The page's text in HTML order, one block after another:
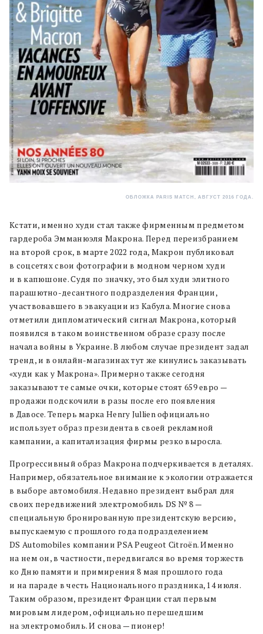
ОБЛОЖКА PARIS MATCH, АВГУСТ 2016 ГОДА.
Кстати, именно худи стал также фирменным предметом
гардероба Эмманюэля Макрона. Перед переизбранием
на второй срок, в марте 2022 года, Макрон публиковал
в соцсетях свои фотографии в модном черном худи
и в капюшоне. Судя по значку, это был худи элитного
парашютно-десантного подразделения Франции,
участвовавшего в эвакуации из Кабула. Многие снова
отметили дипломатический сигнал Макрона, который
появился в таком воинственном образе сразу после
начала войны в Украине. В любом случае президент задал
тренд, и в онлайн-магазинах тут же кинулись заказывать
«худи как у Макрона». Примерно также сегодня
заказывают те самые очки, которые стоят 659 евро —
продажи подскочили в разы после его появления
в Давосе. Теперь марка Henry Jullien официально
использует образ президента в своей рекламной
кампании, а капитализация фирмы резко выросла.
Прогрессивный образ Макрона подчеркивается в деталях.
Например, обязательное внимание к экологии отражается
в выборе автомобиля. Недавно президент выбрал для
своих передвижений электромобиль DS № 8 —
специальную бронированную президентскую версию,
выпускаемую с прошлого года подразделением
DS Automobiles компании PSA Peugeot Citroën. Именно
на нем он, в частности, передвигался во время торжеств
ко Дню памяти и примирения 8 мая прошлого года
и на параде в честь Национального праздника, 14 июля.
Таким образом, президент Франции стал первым
мировым лидером, официально перешедшим
на электромобиль. И снова — пионер!